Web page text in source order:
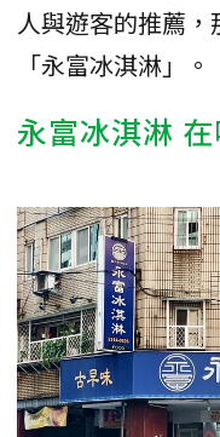
人與遊客的推薦，
「永富冰淇淋」。
永富冰淇淋